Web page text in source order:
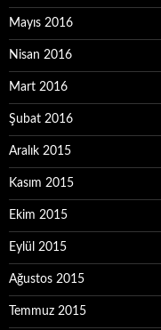
Mayıs 2016
Nisan 2016
Mart 2016
Şubat 2016
Aralık 2015
Kasım 2015
Ekim 2015
Eylül 2015
Ağustos 2015
Temmuz 2015